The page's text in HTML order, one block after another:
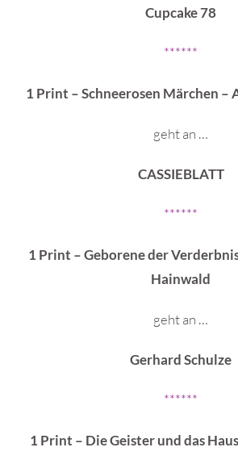
Cupcake 78
******
1 Print – Schneerosen Märchen –
geht an …
CASSIEBLATT
******
1 Print – Geborene der
Hainwald
geht an …
Gerhard Schulze
******
1 Print – Die Geister und das